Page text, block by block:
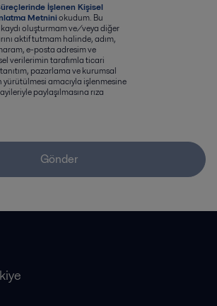
İşlenen Kişisel
Metniniokudum. Bu
oluşturmam ve/veya diğer
aktif tutmam halinde, adım,
e-posta adresim ve
verilerimin tarafımla ticari
pazarlama ve kurumsal
amacıyla işlenmesine
paylaşılmasına rıza
Gönder